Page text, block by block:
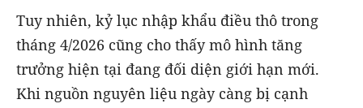
Tuy nhiên, kỷ lục nhập khẩu điều thô trong
tháng 4/2026 cũng cho thấy mô hình tăng
trưởng hiện tại đang đối diện giới hạn mới.
Khi nguồn nguyên liệu ngày càng bị cạnh